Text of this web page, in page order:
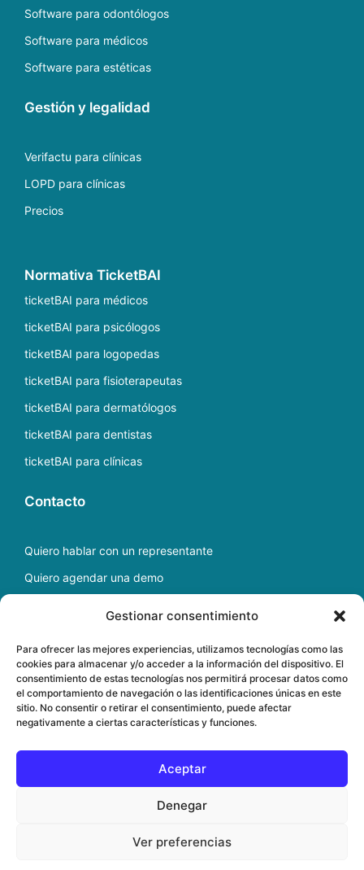
Gestionar consentimiento
Para ofrecer las mejores experiencias, utilizamos tecnologías como las
cookies para almacenar y/o acceder a la información del dispositivo. El
consentimiento de estas tecnologías nos permitirá procesar datos como
el comportamiento de navegación o las identificaciones únicas en este
sitio. No consentir o retirar el consentimiento, puede afectar
negativamente a ciertas características y funciones.
Aceptar
Denegar
Ver preferencias
Software para odontólogos
Software para médicos
Software para estéticas
Gestión y legalidad
Verifactu para clínicas
LOPD para clínicas
Precios
Normativa TicketBAI
ticketBAI para médicos
ticketBAI para psicólogos
ticketBAI para logopedas
ticketBAI para fisioterapeutas
ticketBAI para dermatólogos
ticketBAI para dentistas
ticketBAI para clínicas
Contacto
Quiero hablar con un representante
Quiero agendar una demo
Copyright ©2026Software médico para gestión de
clínicas en la nube